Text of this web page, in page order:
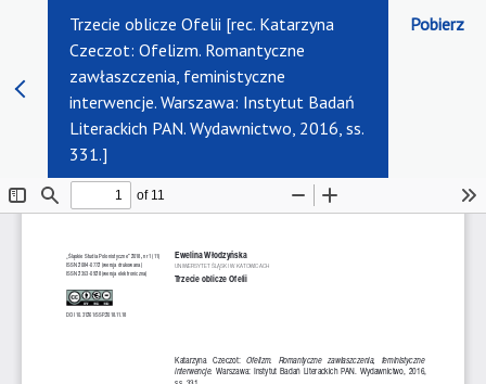
Trzecie oblicze Ofelii [rec. Katarzyna
Czeczot: Ofelizm. Romantyczne
zawłaszczenia, feministyczne
interwencje. Warszawa: Instytut Badań
Literackich PAN. Wydawnictwo, 2016, ss.
331.]
Pobierz